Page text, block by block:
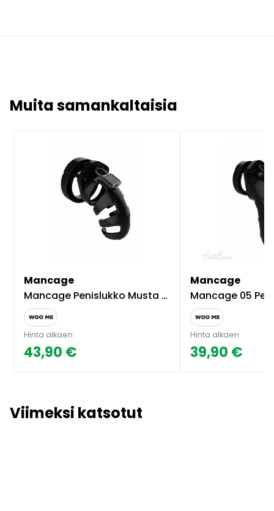
Muita samankaltaisia
Mancage
Mancage Penislukko Musta 3.5 tuumaa
Hinta alkaen
43,90 €
Mancage
Mancage 05
Hinta alkaen
39,90 €
Viimeksi katsotut